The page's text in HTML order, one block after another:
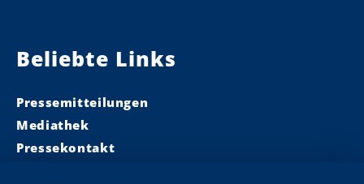
Beliebte Links
Pressemitteilungen
Mediathek
Pressekontakt